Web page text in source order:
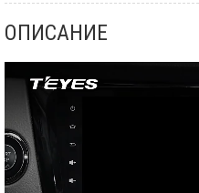
ОПИСАНИЕ